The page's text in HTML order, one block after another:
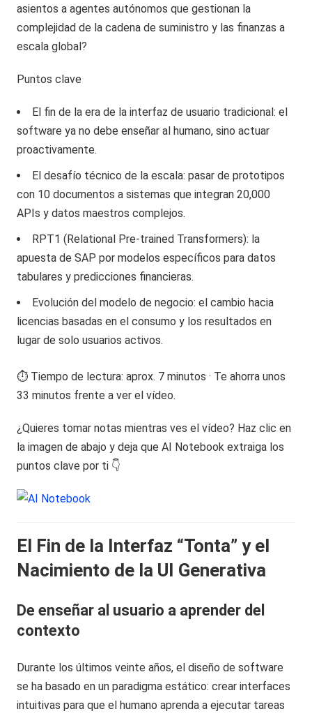
asientos a agentes autónomos que gestionan la
complejidad de la cadena de suministro y las finanzas a
escala global?
Puntos clave
El fin de la era de la interfaz de usuario tradicional: el
software ya no debe enseñar al humano, sino actuar
proactivamente.
El desafío técnico de la escala: pasar de prototipos
con 10 documentos a sistemas que integran 20,000
APIs y datos maestros complejos.
RPT1 (Relational Pre-trained Transformers): la
apuesta de SAP por modelos específicos para datos
tabulares y predicciones financieras.
Evolución del modelo de negocio: el cambio hacia
licencias basadas en el consumo y los resultados en
lugar de solo usuarios activos.
⏱️ Tiempo de lectura: aprox. 7 minutos · Te ahorra unos
33 minutos frente a ver el vídeo.
¿Quieres tomar notas mientras ves el vídeo? Haz clic en
la imagen de abajo y deja que AI Notebook extraiga los
puntos clave por ti 👇
El Fin de la Interfaz “Tonta” y el
Nacimiento de la UI Generativa
De enseñar al usuario a aprender del
contexto
Durante los últimos veinte años, el diseño de software
se ha basado en un paradigma estático: crear interfaces
intuitivas para que el humano aprenda a ejecutar tareas